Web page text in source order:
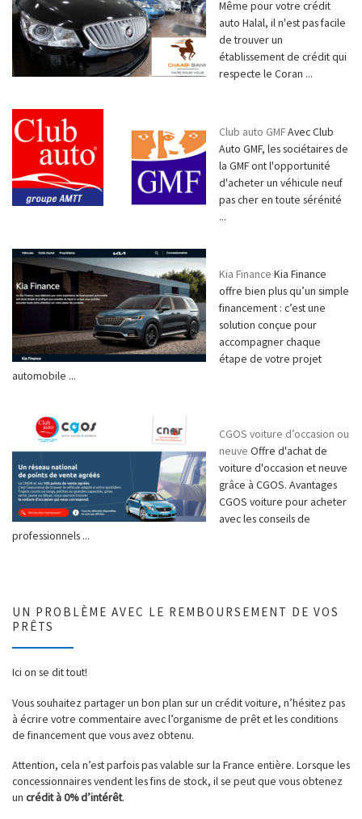
Même pour votre crédit
auto Halal, il n'est pas facile
de trouver un
établissement de crédit qui
respecte le Coran ...
Club auto GMFAvec Club
Auto GMF, les sociétaires de
la GMF ont l'opportunité
d'acheter un véhicule neuf
pas cher en toute sérénité
...
Kia Finance Kia Finance
offre bien plus qu’un simple
financement : c’est une
solution conçue pour
accompagner chaque
étape de votre projet
automobile ...
CGOS voiture d’occasion ou
neuve Offre d'achat de
voiture d'occasion et neuve
grâce à CGOS. Avantages
CGOS voiture pour acheter
avec les conseils de
professionnels ...
UN PROBLÈME AVEC LE REMBOURSEMENT DE VOS
PRÊTS
Ici on se dit tout!
Vous souhaitez partager un bon plan sur un crédit voiture, n’hésitez pas
à écrire votre commentaire avec l’organisme de prêt et les conditions
de financement que vous avez obtenu.
Attention, cela n’est parfois pas valable sur la France entière. Lorsque les
concessionnaires vendent les fins de stock, il se peut que vous obtenez
un crédit à 0% d’intérêt.